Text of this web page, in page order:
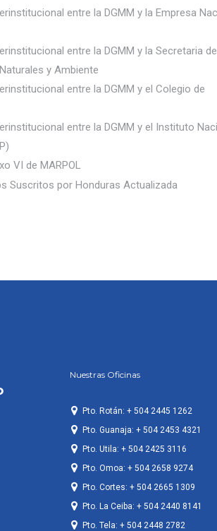
entre la DGMM y la Empresa
entre la DGMM y la Secretaria
y Ambiente
entre la DGMM y el Colegio de
entre la DGMM y el Instituto
VI de MARPOL
Suscritos por Honduras Actualizada
Nuestras Oficinas
Pto. Rotán: + 504 2445 1262
Pto. Guanaja: + 504 2453 4321
Pto. Utila: + 504 2425 3116
Pto. Omoa: + 504 2658 9274
Pto. Cortes: + 504 2665 1309
Pto. La Ceiba: + 504 2440 8141
Pto. Tela: + 504 2448 2782